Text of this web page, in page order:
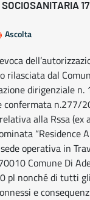
Ascolta
rilasciata dal
dirigenziale n.
n.277/
alla Rssa (ex
“Residence
operativa in
Comune Di
pl nonché di tutti
e